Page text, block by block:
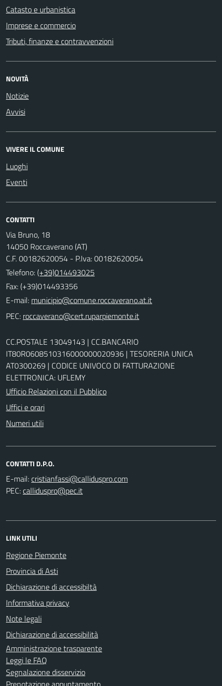
Catasto e urbanistica
Imprese e commercio
Tributi, finanze e contravvenzioni
NOVITÀ
Notizie
Avvisi
VIVERE IL COMUNE
Luoghi
Eventi
CONTATTI
Via Bruno, 18
14050 Roccaverano (AT)
C.F. 00182620054 - P.Iva: 00182620054
Telefono:(+39)014493025
Fax: (+39)014493356
E-mail:
PEC:
CC.POSTALE 13049143 | CC.BANCARIO
IT80R0608510316000000020936 | TESORERIA UNICA
AT0300269 | CODICE UNIVOCO DI FATTURAZIONE
ELETTRONICA: UFLEMY
Ufficio Relazioni con il Pubblico
Uffici e orari
Numeri utili
CONTATTI D.P.O.
E-mail:
PEC:
LINK UTILI
Regione Piemonte
Provincia di Asti
Dichiarazione di accessibiltà
Informativa privacy
Note legali
Dichiarazione di accessibilità
Amministrazione trasparente
Leggi le FAQ
Segnalazione disservizio